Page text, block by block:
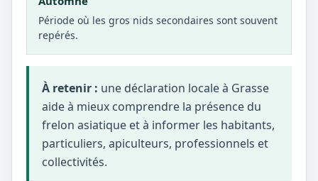
Période où les gros nids secondaires sont souvent
repérés.
À retenir : une déclaration locale à Grasse
aide à mieux comprendre la présence du
frelon asiatique et à informer les habitants,
particuliers, apiculteurs, professionnels et
collectivités.